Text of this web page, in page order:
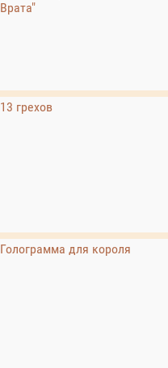
Врата"
13 грехов
Голограмма для короля